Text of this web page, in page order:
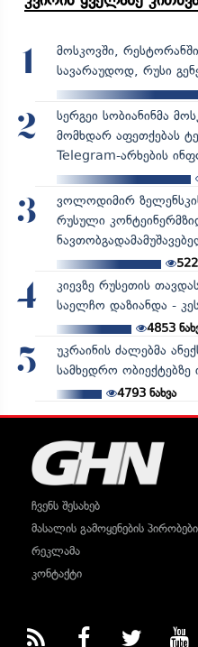
1
მოსკოვში,
სავარაუდოდ, რუსი
2
სერგეი სობიანინმა
მომხდარ აფეთქებას
Telegram-არხების
3
ვოლოდიმირ
რუსული
4
კიევზე რუსეთის
საელჩო დაზიანდა -
4853
5
უკრაინის ძალებმა
სამხედრო ობიექტებზე
4793ნახვა
ჩვენს შესახებ
მასალის გამოყენების პირობები
რეკლამა
კონტაქტი